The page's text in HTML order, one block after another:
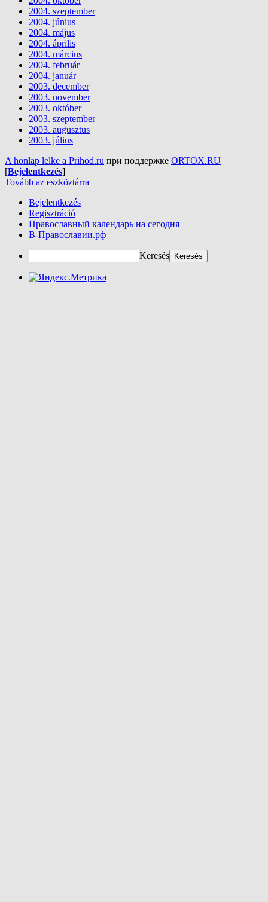
2004. szeptember
2004. június
2004. május
2004. április
2004. március
2004. február
2004. január
2003. december
2003. november
2003. október
2003. szeptember
2003. augusztus
2003. július
A honlap lelke a Prihod.ru при поддержке ORTOX.RU
[Bejelentkezés]
Tovább az eszköztárra
Bejelentkezés
Regisztráció
Православный календарь на сегодня
В-Православии.рф
Keresés